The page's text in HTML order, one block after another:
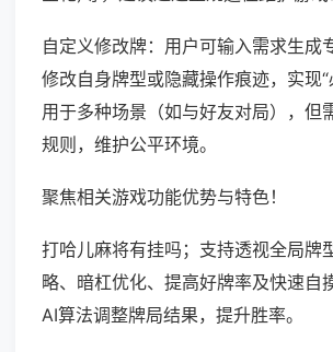
自定义修改牌：用户可输入需求生成
修改自身牌型或隐藏操作痕迹，实现
用于多种场景（如与好友对局），但
规则，维护公平环境。
聚焦相关游戏功能优势与特色！
打哈儿麻将有挂吗；支持透视全局牌
略、暗杠优化、提高好牌率及快速自
AI算法调整牌局结果，提升胜率。